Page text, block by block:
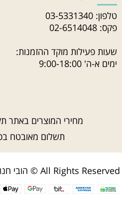
טלפון: 03-5331340
פקס: 02-6514048
שעות פעילות מוקד ההזמנות:
ימים א-ה' 9:00-18:00
מחירי המוצרים באתר
תשלום מאובטח
הובי חנות יצירה וחרוזים © All Rights Reserved